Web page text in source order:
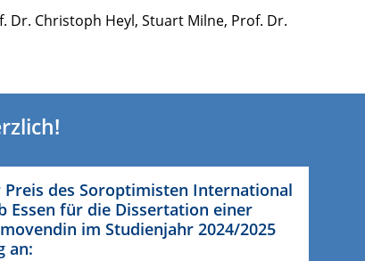
Dr. Christoph Heyl, Stuart Milne, Prof. Dr.
Preis des Soroptimisten International
Essen für die Dissertation einer
im Studienjahr 2024/2025
an: